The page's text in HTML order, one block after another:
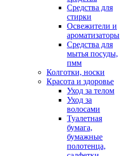
Средства для
стирки
Освежители и
ароматизаторы
Средства для
мытья посуды,
пмм
Колготки, носки
Красота и здоровье
Уход за телом
Уход за
волосами
Туалетная
бумага,
бумажные
полотенца,